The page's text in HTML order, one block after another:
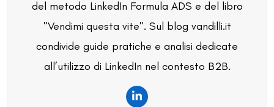
del metodo LinkedIn Formula ADS e del libro
"Vendimi questa vite". Sul blog vandilli.it
condivide guide pratiche e analisi dedicate
all’utilizzo di LinkedIn nel contesto B2B.
LinkedIn